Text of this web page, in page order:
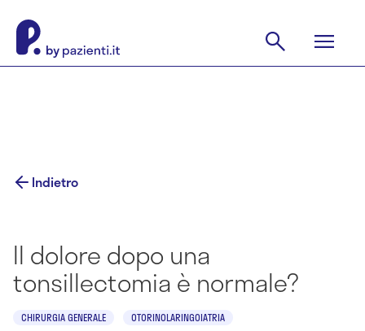
Indietro
Il dolore dopo una
tonsillectomia è normale?
CHIRURGIA GENERALE OTORINOLARINGOIATRIA